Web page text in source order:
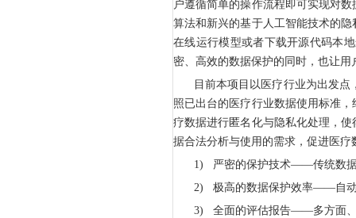
户遵循简单的操作流程即可实现对
算法和新兴的基于人工智能技术的
在线运行模型或者下载开源代码本
密、高效的数据保护的同时，也让
目前本项目以医疗行业为出发
照已出台的医疗行业数据使用标准
疗数据进行匿名化与隐私化处理，
据合法分析与使用的需求，促进医
1)
严密的保护技术——传统数
2)
极高的数据保护效率——自
3)
全面的评估报告——多方面